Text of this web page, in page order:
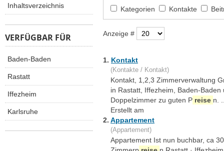
Kategorien
Kontakte
Anzeige #
1. Kontakt
(Kontakte / Kontakt)
Kontakt, 1,2,3 Zimmerverwaltung
in Rastatt, Iffezheim, Baden-
Doppelzimmer zu guten P reise n.
Erstellt am
2. Appartement
(Appartement)
Appartement Ist nun buchbar, ca
Inhaltsverzeichnis
VERFÜGBAR FÜR
Baden-Baden
Rastatt
Iffezheim
Karlsruhe